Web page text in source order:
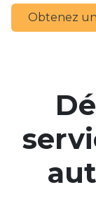
Obtenez